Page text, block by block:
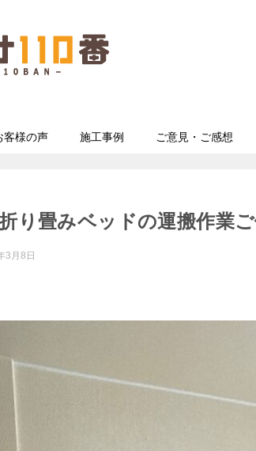
客様の声 施工事例 ご意見・ご感想
り畳みベッドの運搬作業
3月8日